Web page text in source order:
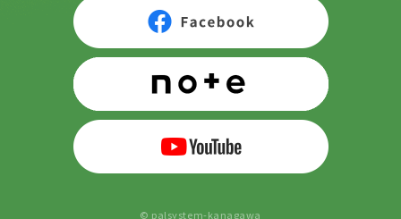
© palsystem-kanagawa